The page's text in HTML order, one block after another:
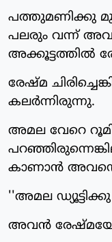
പത്തുമണിക്കു
പലരും വന്ന്
അക്കൂട്ടത്തില്‍
രേഷ്മ
കലര്‍ന്നിരുന്നു.
അമല വേറെ
കാണാന്‍ അവന്റെ
''അമല
അവന്‍